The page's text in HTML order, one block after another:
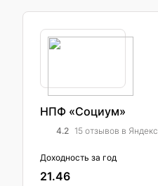
НПФ «Социум»
4.2 15 отзывов в Яндекс
Доходность за год
21.46